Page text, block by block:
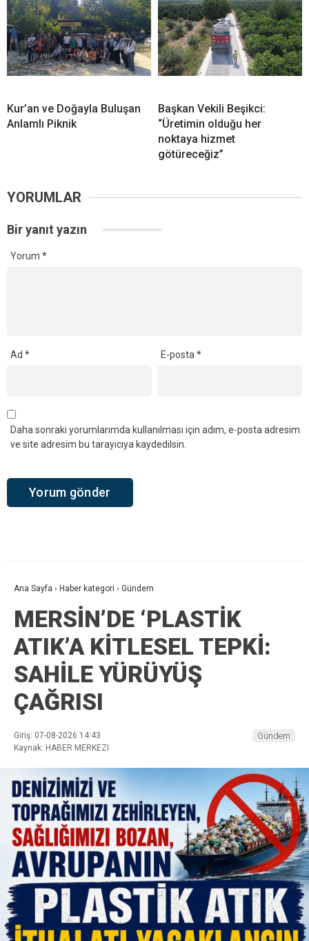
Kur’an ve Doğayla Buluşan
Anlamlı Piknik
Başkan Vekili Beşikci:
“Üretimin olduğu her
noktaya hizmet
götüreceğiz”
YORUMLAR
Bir yanıt yazın
Yorum *
Ad * E-posta*
Daha sonraki yorumlarımda kullanılması için adım, e-posta adresim
ve site adresim bu tarayıcıya kaydedilsin.
Ana Sayfa › Haber kategori › Gündem
MERSİN’DE ‘PLASTİK
ATIK’A KİTLESEL TEPKİ:
SAHİLE YÜRÜYÜŞ
ÇAĞRISI
Giriş: 07-08-2026 14:43
Kaynak: HABER MERKEZI
Gündem